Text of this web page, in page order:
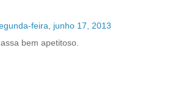
feira, junho 17, 2013
bem apetitoso.